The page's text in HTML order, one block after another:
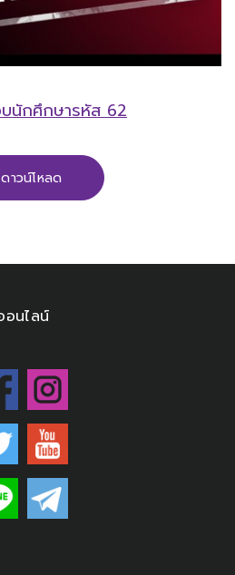
นักศึกษารหัส 62
ดาวน์โหลด
อนไลน์